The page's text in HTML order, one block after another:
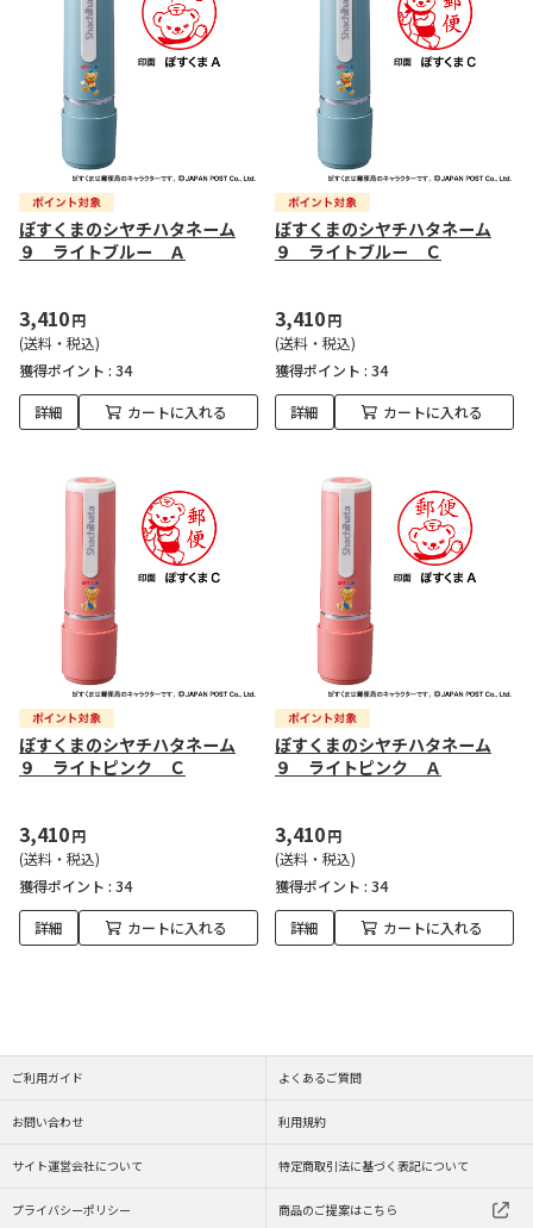
ぽすくまのシヤチハタネーム
９ ライトブルー Ａ
3,410円
(送料・税込)
獲得ポイント : 34
詳細 カートに入れる
ぽすくまのシヤチハタネーム
９ ライトブルー Ｃ
3,410円
(送料・税込)
獲得ポイント : 34
詳細 カートに入れる
ぽすくまのシヤチハタネーム
９ ライトピンク Ｃ
3,410円
(送料・税込)
獲得ポイント : 34
詳細 カートに入れる
ぽすくまのシヤチハタネーム
９ ライトピンク Ａ
3,410円
(送料・税込)
獲得ポイント : 34
詳細 カートに入れる
ご利用ガイド よくあるご質問
お問い合わせ 利用規約
サイト運営会社について 特定商取引法に基づく表記について
プライバシーポリシー 商品のご提案はこちら